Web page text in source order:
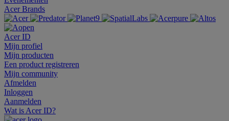
Acer Brands
Acer ID
Mijn profiel
Mijn producten
Een product registreren
Mijn community
Afmelden
Inloggen
Aanmelden
Wat is Acer ID?